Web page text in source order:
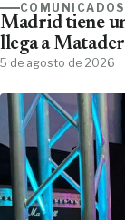
COMUNICADOS
Madrid tiene
llega a
5 de agosto de 2026